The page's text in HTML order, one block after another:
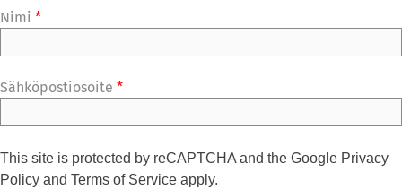
Nimi *
Sähköpostiosoite *
This site is protected by reCAPTCHA and the Google Privacy
Policy and Terms of Service apply.